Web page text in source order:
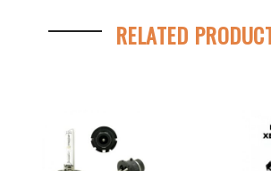
RELATED